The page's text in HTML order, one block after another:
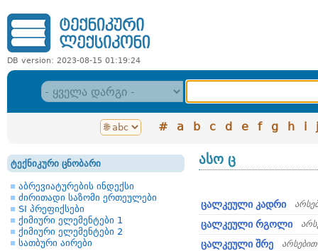
DB version: 2023-08-15 01:19:24
# a b c d e f g h i j
ტექნიკური ცნობარი
აბრევიატურების ინდექსი
ძირითადი საზომი ერთეულები
SI პრეფიქსები
ქიმიური ელემენტები 1
ქიმიური ელემენტები 2
სათბური აირები
ასო ც
ცალკეული კადრი
ცალკეული რგოლი
ცალკეული შრე